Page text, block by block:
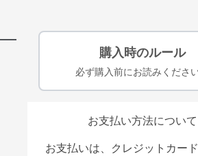
購入時のルール
必ず購入前にお読みください
お支払い方法について
お支払いは、クレジットカー